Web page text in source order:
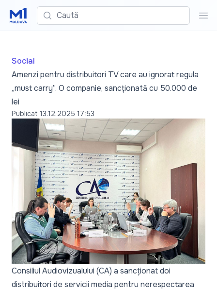
Caută
Social
Amenzi pentru distribuitori TV care au ignorat regula
„must carry”. O companie, sancționată cu 50.000 de
lei
Publicat 13.12.2025 17:53
Consiliul Audiovizualului (CA) a sancționat doi
distribuitori de servicii media pentru nerespectarea